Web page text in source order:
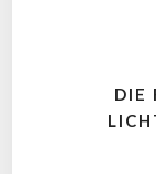
DIE